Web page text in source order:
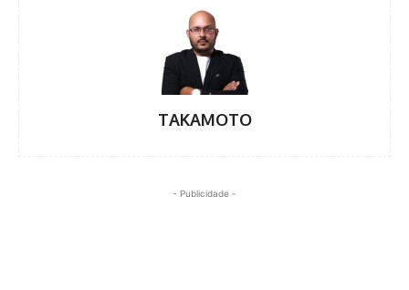
TAKAMOTO
- Publicidade -